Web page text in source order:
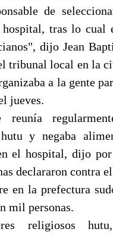
de
tras lo cual
dijo Jean
tribunal local en la
a la gente
jueves.
reunía
hutu y negaba
el hospital, dijo
declararon contra
en la prefectura
mil personas.
religiosos